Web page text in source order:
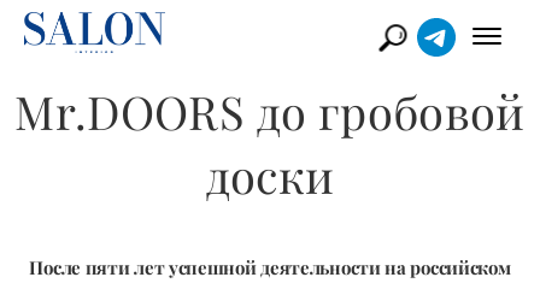
Mr.DOORS до гробовой
доски
После пяти лет успешной деятельности на российском